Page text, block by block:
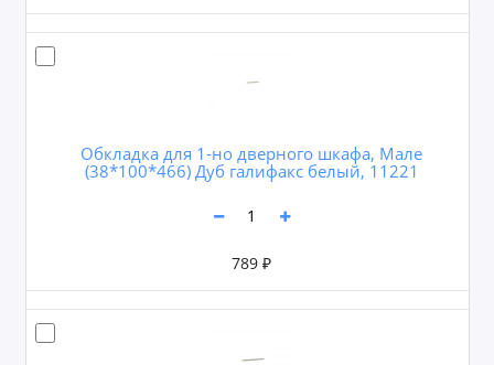
Обкладка для 1-но дверного шкафа, Мале
(38*100*466) Дуб галифакс белый, 11221
789 ₽